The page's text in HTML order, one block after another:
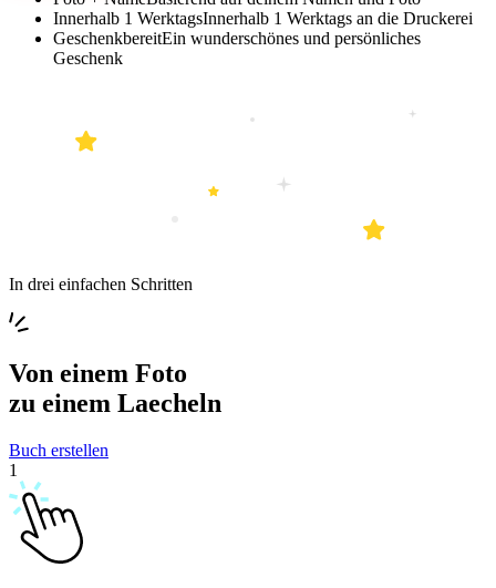
Innerhalb 1 WerktagsInnerhalb 1 Werktags an die Druckerei
GeschenkbereitEin wunderschönes und persönliches
Geschenk
In drei einfachen Schritten
Von einem Foto
zu einem Laecheln
Buch erstellen
1